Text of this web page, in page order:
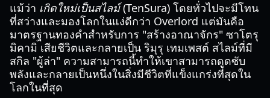
แม้ว่า เกิดใหม่เป็นสไลม์(TenSura) โดยทั่วไปจะมีโทน
ที่สว่างและมองโลกในแง่ดีกว่า Overlord แต่มันคือ
มาตรฐานทองคำสำหรับการ "สร้างอาณาจักร" ซาโตรุ
มิคามิ เสียชีวิตและกลายเป็น ริมุรุ เทมเพสต์ สไลม์ที่มี
สกิล "ผู้ล่า" ความสามารถนี้ทำให้เขาสามารถดูดซับ
พลังและกลายเป็นหนึ่งในสิ่งมีชีวิตที่แข็งแกร่งที่สุดใน
โลกในที่สุด